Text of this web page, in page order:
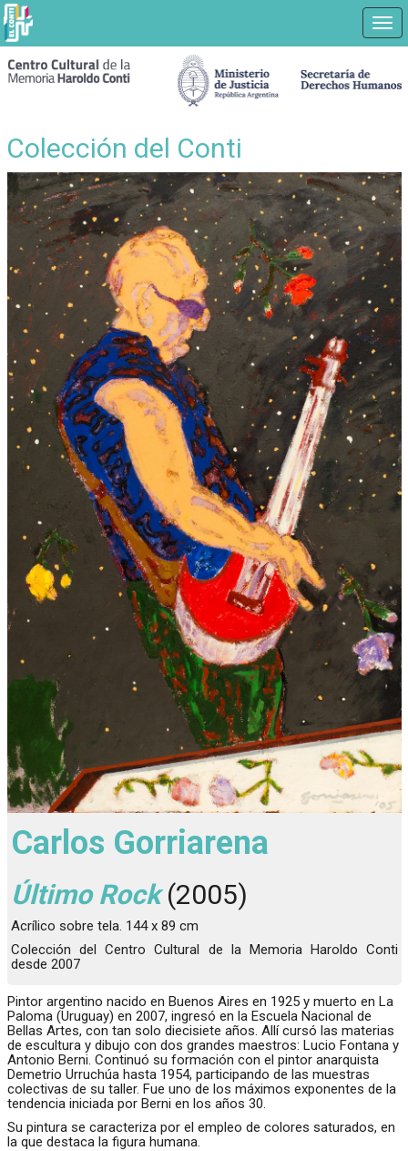
Colección del Conti
Carlos Gorriarena
Último Rock(2005)
Acrílico sobre tela. 144 x 89 cm
Colección del Centro Cultural de la Memoria Haroldo Conti
desde 2007
Pintor argentino nacido en Buenos Aires en 1925 y muerto en La
Paloma (Uruguay) en 2007, ingresó en la Escuela Nacional de
Bellas Artes, con tan solo diecisiete años. Allí cursó las materias
de escultura y dibujo con dos grandes maestros: Lucio Fontana y
Antonio Berni. Continuó su formación con el pintor anarquista
Demetrio Urruchúa hasta 1954, participando de las muestras
colectivas de su taller. Fue uno de los máximos exponentes de la
tendencia iniciada por Berni en los años 30.
Su pintura se caracteriza por el empleo de colores saturados, en
la que destaca la figura humana.